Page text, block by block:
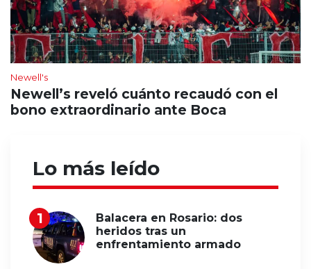
Newell's
Newell’s reveló cuánto recaudó con el
bono extraordinario ante Boca
Lo más leído
Balacera en Rosario: dos
heridos tras un
enfrentamiento armado